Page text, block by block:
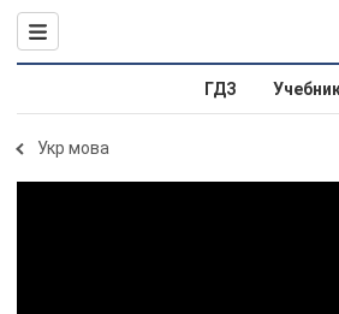
ГДЗ
Укр мова